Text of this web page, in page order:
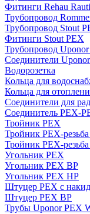
Фитинги Rehau
Трубопровод
Трубопровод Stout
Фитинги Stout PEX
Трубопровод
Соединители
Водорозетка
Кольца для
Кольца для
Соединители для
Соединитель PEX-
Тройник PEX
Тройник PEX-
Тройник PEX-
Угольник PEX
Угольник PEX ВР
Угольник PEX НР
Штуцер PEX c
Штуцер PEX ВР
Трубы Uponor PEX